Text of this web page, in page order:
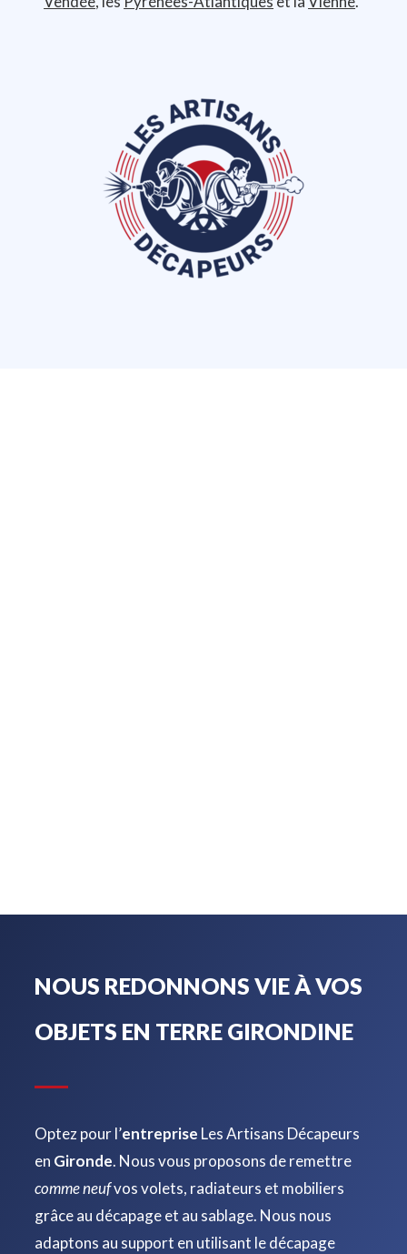
NOUS REDONNONS VIE À VOS
OBJETS EN TERRE GIRONDINE
Optez pour l’entreprise Les Artisans Décapeurs
en Gironde. Nous vous proposons de remettre
comme neufvos volets, radiateurs et mobiliers
grâce au décapage et au sablage. Nous nous
adaptons au support en utilisant le décapage